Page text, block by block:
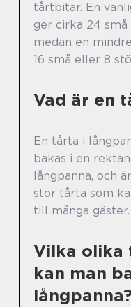
tårtbitar. En
ger cirka 24
medan en
16 små eller 8
Vad är en
En tårta i
bakas i en
långpanna, och
stor tårta som
till många gäster.
Vilka olika
kan man
långpanna?